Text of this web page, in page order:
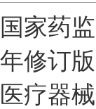
国家药
年修订
医疗器